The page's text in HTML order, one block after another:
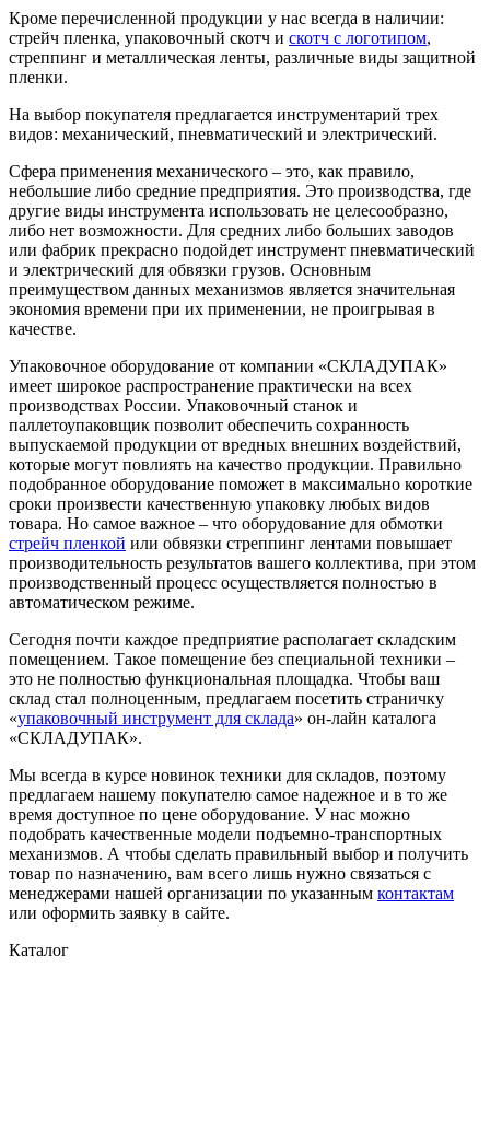
Кроме перечисленной продукции у нас всегда в наличии:
стрейч пленка, упаковочный скотч и скотч с логотипом,
стреппинг и металлическая ленты, различные виды защитной
пленки.
На выбор покупателя предлагается инструментарий трех
видов: механический, пневматический и электрический.
Сфера применения механического – это, как правило,
небольшие либо средние предприятия. Это производства, где
другие виды инструмента использовать не целесообразно,
либо нет возможности. Для средних либо больших заводов
или фабрик прекрасно подойдет инструмент пневматический
и электрический для обвязки грузов. Основным
преимуществом данных механизмов является значительная
экономия времени при их применении, не проигрывая в
качестве.
Упаковочное оборудование от компании «СКЛАДУПАК»
имеет широкое распространение практически на всех
производствах России. Упаковочный станок и
паллетоупаковщик позволит обеспечить сохранность
выпускаемой продукции от вредных внешних воздействий,
которые могут повлиять на качество продукции. Правильно
подобранное оборудование поможет в максимально короткие
сроки произвести качественную упаковку любых видов
товара. Но самое важное – что оборудование для обмотки
стрейч пленкой или обвязки стреппинг лентами повышает
производительность результатов вашего коллектива, при этом
производственный процесс осуществляется полностью в
автоматическом режиме.
Сегодня почти каждое предприятие располагает складским
помещением. Такое помещение без специальной техники –
это не полностью функциональная площадка. Чтобы ваш
склад стал полноценным, предлагаем посетить страничку
«упаковочный инструмент для склада» он-лайн каталога
«СКЛАДУПАК».
Мы всегда в курсе новинок техники для складов, поэтому
предлагаем нашему покупателю самое надежное и в то же
время доступное по цене оборудование. У нас можно
подобрать качественные модели подъемно-транспортных
механизмов. А чтобы сделать правильный выбор и получить
товар по назначению, вам всего лишь нужно связаться с
менеджерами нашей организации по указанным контактам
или оформить заявку в сайте.
Каталог